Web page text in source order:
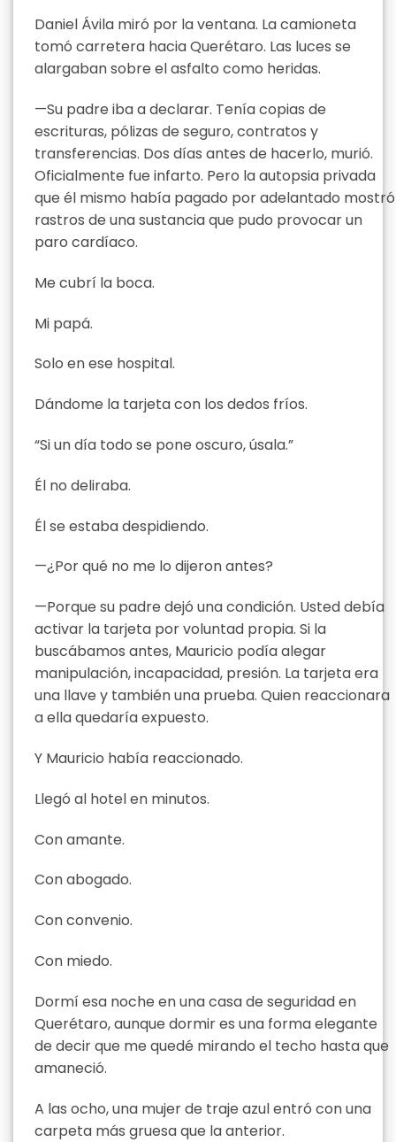
Daniel Ávila miró por la ventana. La camioneta
tomó carretera hacia Querétaro. Las luces se
alargaban sobre el asfalto como heridas.
—Su padre iba a declarar. Tenía copias de
escrituras, pólizas de seguro, contratos y
transferencias. Dos días antes de hacerlo, murió.
Oficialmente fue infarto. Pero la autopsia privada
que él mismo había pagado por adelantado mostró
rastros de una sustancia que pudo provocar un
paro cardíaco.
Me cubrí la boca.
Mi papá.
Solo en ese hospital.
Dándome la tarjeta con los dedos fríos.
“Si un día todo se pone oscuro, úsala.”
Él no deliraba.
Él se estaba despidiendo.
—¿Por qué no me lo dijeron antes?
—Porque su padre dejó una condición. Usted debía
activar la tarjeta por voluntad propia. Si la
buscábamos antes, Mauricio podía alegar
manipulación, incapacidad, presión. La tarjeta era
una llave y también una prueba. Quien reaccionara
a ella quedaría expuesto.
Y Mauricio había reaccionado.
Llegó al hotel en minutos.
Con amante.
Con abogado.
Con convenio.
Con miedo.
Dormí esa noche en una casa de seguridad en
Querétaro, aunque dormir es una forma elegante
de decir que me quedé mirando el techo hasta que
amaneció.
A las ocho, una mujer de traje azul entró con una
carpeta más gruesa que la anterior.